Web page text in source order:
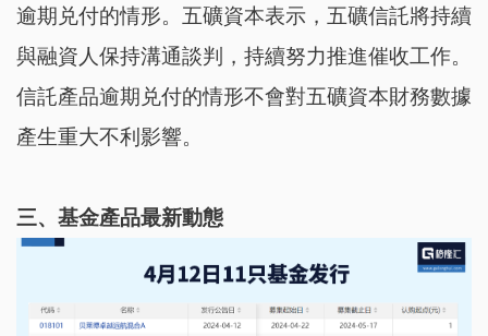
逾期兑付的情形。五礦資本表示，五礦信託將持續
與融資人保持溝通談判，持續努力推進催收工作。
信託產品逾期兑付的情形不會對五礦資本財務數據
產生重大不利影響。
三、基金產品最新動態